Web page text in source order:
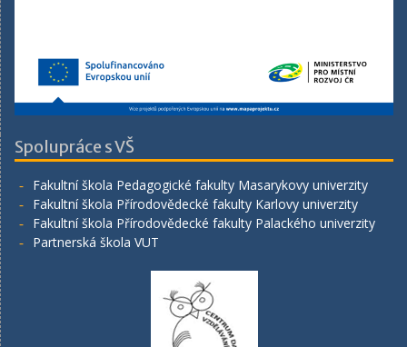
Spolupráce s VŠ
Fakultní škola Pedagogické fakulty Masarykovy univerzity
Fakultní škola Přírodovědecké fakulty Karlovy univerzity
Fakultní škola Přírodovědecké fakulty Palackého univerzity
Partnerská škola VUT